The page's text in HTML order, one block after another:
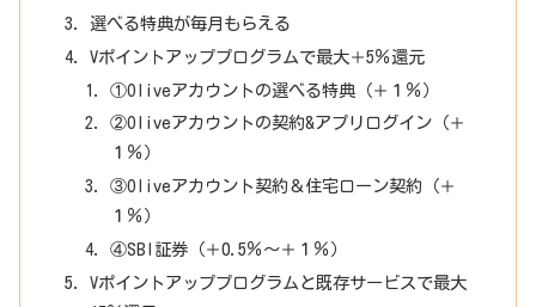
選べる特典が毎月もらえる
Vポイントアッププログラムで最大＋5％還元
①Oliveアカウントの選べる特典（＋１％）
②Oliveアカウントの契約&アプリログイン（＋
１％）
③Oliveアカウント契約＆住宅ローン契約（＋
１％）
④SBI証券（＋0.5％～＋１％）
Vポイントアッププログラムと既存サービスで最大